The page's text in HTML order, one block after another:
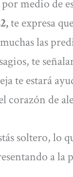
medio de
te expresa
las
te
te estará
corazón de
soltero, lo
a la